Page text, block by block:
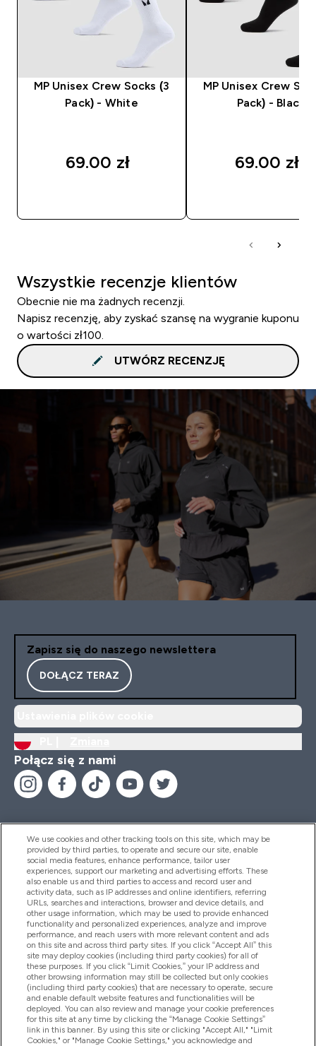
MP Unisex Crew Socks (3
Pack) - White
69.00 zł‎
MP Unisex Crew
Pack) - Black
69.00 zł‎
Wszystkie recenzje klientów
Obecnie nie ma żadnych recenzji.
Napisz recenzję, aby zyskać szansę na wygranie kuponu
o wartości zł100.
UTWÓRZ RECENZJĘ
Zapisz się do naszego newslettera
DOŁĄCZ TERAZ
Połącz się z nami
Pomoc I Informacja
Produkty
Informacje O Firmie
Okazje W Myprotein
We use cookies and other tracking tools on this site, which may be
provided by third parties, to operate and secure our site, enable
social media features, enhance performance, tailor user
experiences, support our marketing and advertising efforts. These
also enable us and third parties to access and record user and
activity data, such as IP addresses and online identifiers, referring
URLs, searches and interactions, browser and device details, and
other usage information, which may be used to provide enhanced
functionality and personalized experiences, analyze and improve
performance, and reach users with more relevant content and ads
on this site and across third party sites. If you click “Accept All” this
site may deploy cookies (including third party cookies) for all of
these purposes. If you click “Limit Cookies,” your IP address and
other browsing information may still be collected but only cookies
(including third party cookies) that are necessary to operate, secure
and enable default website features and functionalities will be
deployed. You can also review and manage your cookie preferences
for this site at any time by clicking the “Manage Cookie Settings”
link in this banner. By using this site or clicking "Accept All," "Limit
Cookies," or "Manage Cookie Settings," you acknowledge and